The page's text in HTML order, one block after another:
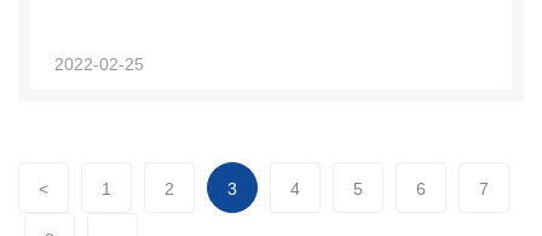
2022-02-25
< 1 2 3 4 5 6 7